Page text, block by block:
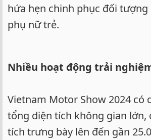
hứa hẹn chinh phục đối tượng
phụ nữ trẻ.
Nhiều hoạt động trải
Vietnam Motor Show 2024 có
tổng diện tích không gian lớn,
tích trưng bày lên đến gần